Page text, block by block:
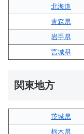
北海道
青森県
岩手県
宮城県
関東地方
茨城県
栃木県